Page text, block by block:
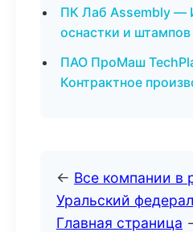
ПК Лаб Assembly —
оснастки и
ПАО ПроМаш
Контрактное
← Все компании в
Уральский
Главная страница